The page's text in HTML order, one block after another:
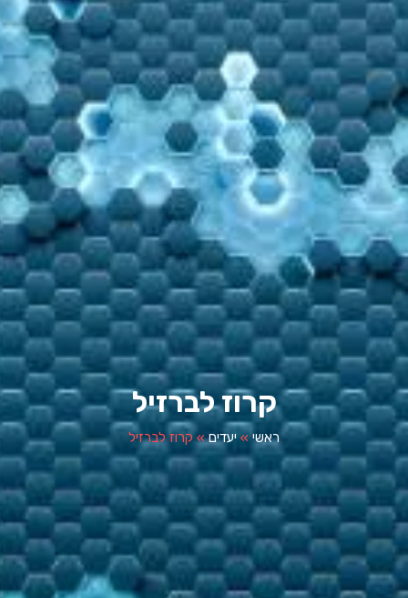
קרוז לברזיל
ראשי »יעדים»קרוז לברזיל